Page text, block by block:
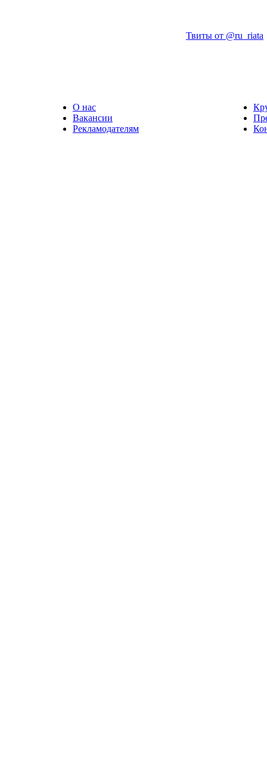
Твиты от @ru_riata
О нас
Вакансии
Рекламодателям